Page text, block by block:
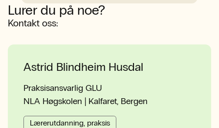
Lurer du på noe?
Kontakt oss:
Astrid Blindheim Husdal
Praksisansvarlig GLU
NLA Høgskolen | Kalfaret, Bergen
Lærerutdanning, praksis